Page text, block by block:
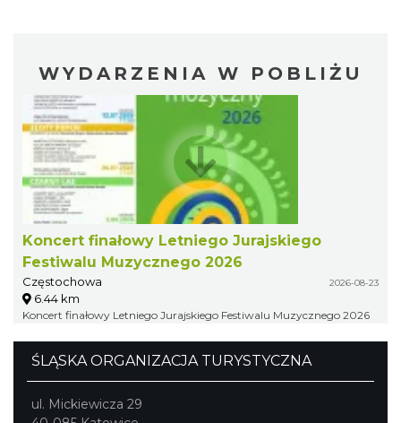
WYDARZENIA W POBLIŻU
Koncert finałowy Letniego Jurajskiego
Festiwalu Muzycznego 2026
Częstochowa 2026-08-23
6.44 km
Koncert finałowy Letniego Jurajskiego Festiwalu Muzycznego 2026
ŚLĄSKA ORGANIZACJA TURYSTYCZNA
ul. Mickiewicza 29